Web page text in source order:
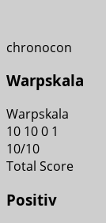
chronocon
Warpskala
Warpskala
10 100 1
10/10
Total Score
Positiv